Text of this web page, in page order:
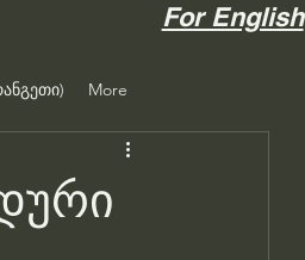
For English
More